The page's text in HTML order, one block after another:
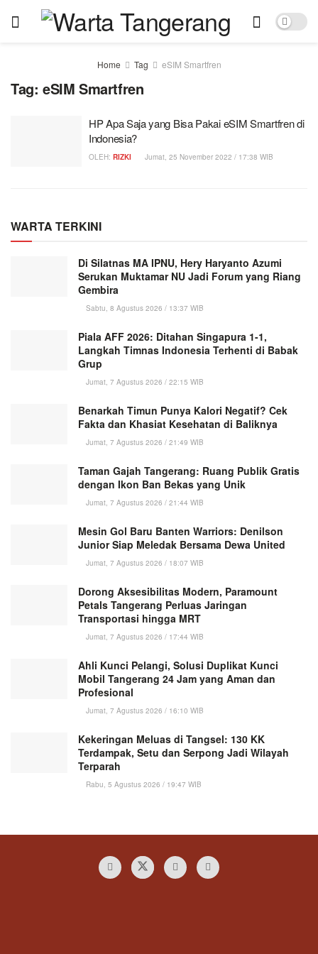
Home Tag eSIM Smartfren
Tag: eSIM Smartfren
HP Apa Saja yang Bisa Pakai eSIM Smartfren di
Indonesia?
OLEH: RIZKI Jumat, 25 November 2022 / 17:38 WIB
WARTA TERKINI
Di Silatnas MA IPNU, Hery Haryanto Azumi
Serukan Muktamar NU Jadi Forum yang Riang
Gembira
Sabtu, 8 Agustus 2026 / 13:37 WIB
Piala AFF 2026: Ditahan Singapura 1-1,
Langkah Timnas Indonesia Terhenti di Babak
Grup
Jumat, 7 Agustus 2026 / 22:15 WIB
Benarkah Timun Punya Kalori Negatif? Cek
Fakta dan Khasiat Kesehatan di Baliknya
Jumat, 7 Agustus 2026 / 21:49 WIB
Taman Gajah Tangerang: Ruang Publik Gratis
dengan Ikon Ban Bekas yang Unik
Jumat, 7 Agustus 2026 / 21:44 WIB
Mesin Gol Baru Banten Warriors: Denilson
Junior Siap Meledak Bersama Dewa United
Jumat, 7 Agustus 2026 / 18:07 WIB
Dorong Aksesibilitas Modern, Paramount
Petals Tangerang Perluas Jaringan
Transportasi hingga MRT
Jumat, 7 Agustus 2026 / 17:44 WIB
Ahli Kunci Pelangi, Solusi Duplikat Kunci
Mobil Tangerang 24 Jam yang Aman dan
Profesional
Jumat, 7 Agustus 2026 / 16:10 WIB
Kekeringan Meluas di Tangsel: 130 KK
Terdampak, Setu dan Serpong Jadi Wilayah
Terparah
Rabu, 5 Agustus 2026 / 19:47 WIB